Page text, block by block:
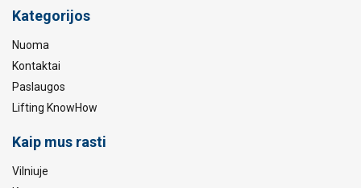
Kategorijos
Nuoma
Kontaktai
Paslaugos
Lifting KnowHow
Kaip mus rasti
Vilniuje